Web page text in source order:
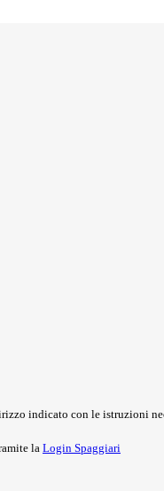
indicato con le istruzioni
la Login Spaggiari